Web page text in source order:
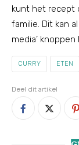
kunt het recept
familie. Dit kan
media’ knoppen
CURRY ETEN
Deel dit artikel